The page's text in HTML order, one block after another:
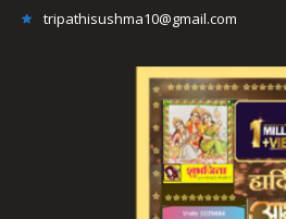
tripathisushma10@gmail.com